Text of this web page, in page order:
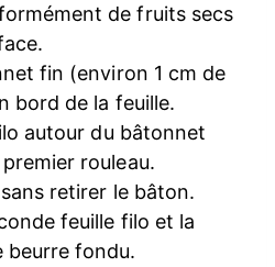
de fruits secs
fin (environ 1 cm de
bord de la feuille.
autour du bâtonnet
rouleau.
retirer le bâton.
feuille filo et la
beurre fondu.